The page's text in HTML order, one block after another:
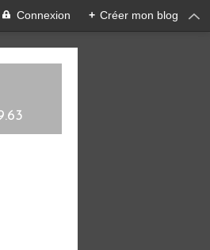
Connexion + Créer mon blog